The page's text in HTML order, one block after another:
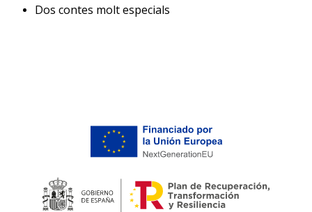
Dos contes molt especials